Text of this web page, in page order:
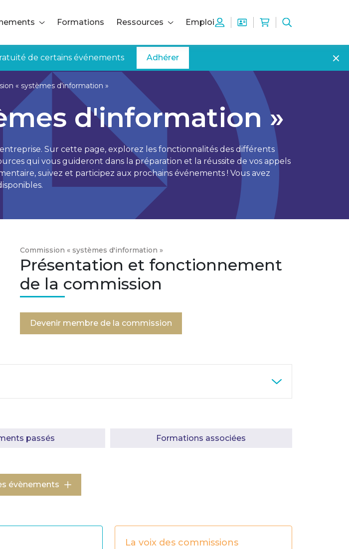
Formations Ressources Emploi
de certains événements Adhérer
« systèmes d'information »
d'information »
Sur cette page, explorez les fonctionnalités des différents
qui vous guideront dans la préparation et la réussite de vos appels
suivez et participez aux prochains événements ! Vous avez
Commission « systèmes d'information »
Présentation et fonctionnement
de la commission
Devenir membre de la commission
passés Formations associées
évènements
La voix des commissions